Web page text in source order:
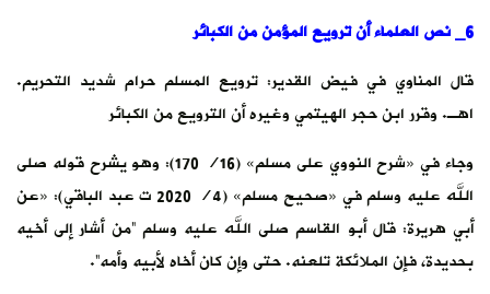
6_ نص العلماء أن ترويع المؤمن من الكبائر
قال المناوي في فيض القدير: ترويع المسلم حرام شديد التحريم.
اهـ. وقرر ابن حجر الهيتمي وغيره أن الترويع من الكبائر
وجاء في «شرح النووي على مسلم» (16/ 170): وهو يشرح قوله صلى
الله عليه وسلم في «صحيح مسلم» (4/ 2020 ت عبد الباقي): «عن
أبي هريرة: قال أبو القاسم صلى الله عليه وسلم “من أشار إلى أخيه
بحديدة، فإن الملائكة تلعنه. حتى وإن كان أخاه لأبيه وأمه”.